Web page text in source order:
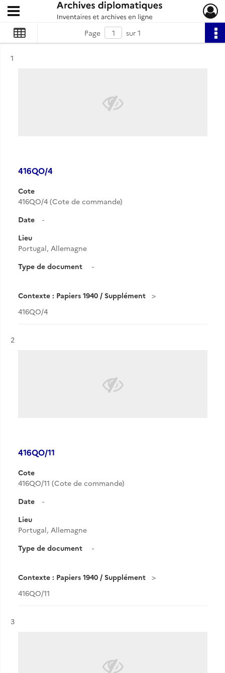
Archives diplomatiques
Ouvrir le menu déroulant
Page sur 1
Résultat n°
1
416QO/4
Cote
416QO/4 (Cote de commande)
Date
-
Lieu
Portugal, Allemagne
Type de document
-
Contexte : Papiers 1940 / Supplément
416QO/4
Résultat n°
2
416QO/11
Cote
416QO/11 (Cote de commande)
Date
-
Lieu
Portugal, Allemagne
Type de document
-
Contexte : Papiers 1940 / Supplément
416QO/11
Résultat n°
3